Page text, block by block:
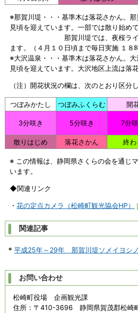
※那賀川堤・・・基準木は落花さかん。
見頃を迎えています。一部では散り始め
那賀川堤では、夜桜ライトア
ます。（４月１０日頃まで毎日実施 １８
※大沢温泉・・・基準木は落花さかん。
見頃を迎えています。大沢地区上流は落
（注）開花状況の欄は、次のとおり区分
つぼみかたし つぼみふくらむ 開
3分咲き 5分咲き 7分
散りはじめ
落花さかん 終わ
※ この情報は、静岡県さくらの会を通じ
います。
◆関連リンク
・ 花の定点カメラ（松崎町観光協会HP）
関連記事
平成25年～29年 那賀川堤ソメイヨシ
お問い合わせ
松崎町役場 企画観光課
住所 ：〒410-3696 静岡県賀茂郡松